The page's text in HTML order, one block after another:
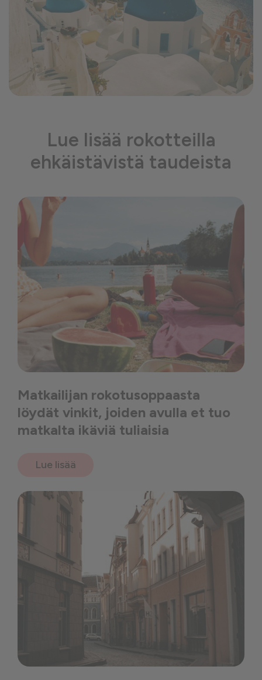
Lue lisää rokotteilla
ehkäistävistä taudeista
Matkailijan rokotusoppaasta
löydät vinkit, joiden avulla et tuo
matkalta ikäviä tuliaisia
Lue lisää